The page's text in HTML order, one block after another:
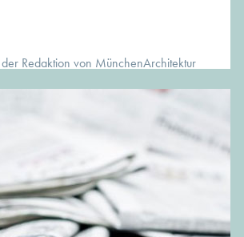
Redaktion von MünchenArchitektur